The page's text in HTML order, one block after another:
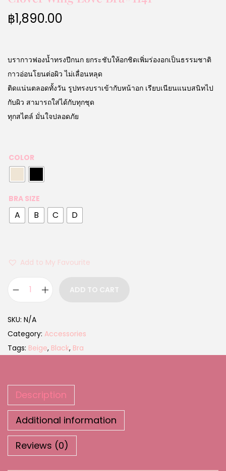
฿1,890.00
บรากาวฟองน้ำทรงปีกนก ยกระชับให้อกชิดเพิ่มร่องอกเป็นธรรมชาติ
กาวอ่อนโยนต่อผิว ไม่เลื่อนหลุด
ติดแน่นตลอดทั้งวัน รูปทรงบราเข้ากับหน้าอก เรียบเนียนแนบสนิทไป
กับผิว สามารถใส่ได้กับทุกชุด
ทุกสไตล์ มั่นใจปลอดภัย
COLOR
BRA SIZE
A B C D
Add to My Favourite
ADD TO CART
SKU: N/A
Category: Accessories
Tags: Beige, Black, Bra
Description
Additional information
Reviews (0)